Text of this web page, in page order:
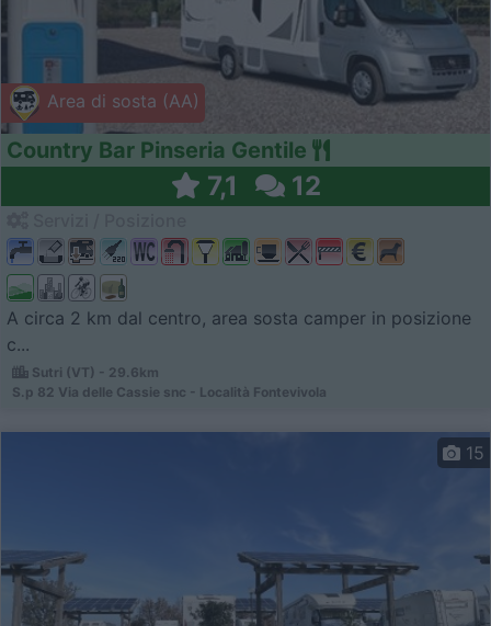
Area di sosta (AA)
Country Bar Pinseria Gentile
7,1 12
A circa 2 km dal centro, area sosta camper in posizione
c...
Sutri (VT) - 29.6km
S.p 82 Via delle Cassie snc - Località Fontevivola
15